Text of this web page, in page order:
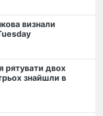
визнали
рятувати двох
трьох знайшли в